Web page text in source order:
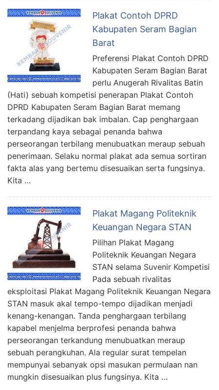
Plakat Contoh DPRD
Kabupaten Seram Bagian
Barat
Preferensi Plakat Contoh DPRD
Kabupaten Seram Bagian Barat
perlu Anugerah Rivalitas Batin
(Hati) sebuah kompetisi penerapan Plakat Contoh
DPRD Kabupaten Seram Bagian Barat memang
terkadang dijadikan bak imbalan. Cap penghargaan
terpandang kaya sebagai penanda bahwa
perseorangan terbilang menubuatkan meraup sebuah
penerimaan. Selaku normal plakat ada semua sortiran
fakta alas yang bertemu disesuaikan serta fungsinya.
Kita …
Plakat Magang Politeknik
Keuangan Negara STAN
Pilihan Plakat Magang
Politeknik Keuangan Negara
STAN selama Suvenir Kompetisi
Pada sebuah rivalitas
eksploitasi Plakat Magang Politeknik Keuangan Negara
STAN masuk akal tempo-tempo dijadikan menjadi
kenang-kenangan. Tanda penghargaan terbilang
kapabel menjelma berprofesi penanda bahwa
perseorangan terkandung menubuatkan meraup
sebuah perangkuhan. Ala regular surat tempelan
mempunyai sebanyak opsi masukan permulaan nan
mungkin disesuaikan plus fungsinya. Kita …